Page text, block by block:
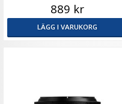
889 kr
LÄGG I VARUKORG